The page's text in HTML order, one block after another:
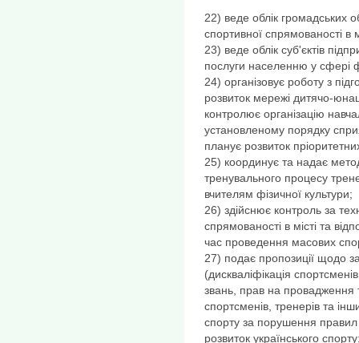
22) веде облік громадських
спортивної спрямованості в
23) веде облік суб'єктів
послуги населенню у сфері
24) організовує роботу з
розвиток мережі дитячо-
контролює організацію
установленому порядку
планує розвиток
25) координує та надає
тренувального процесу
вчителям фізичної культури;
26) здійснює контроль за
спрямованості в місті та
час проведення масових
27) подає пропозиції щодо
(дискваліфікація
звань, прав на провадження
спортсменів, тренерів та
спорту за порушення
розвиток українського